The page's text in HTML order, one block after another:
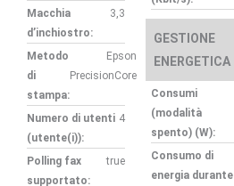
Macchia
d’inchiostro:
3,3
Metodo
di
stampa:
Epson
PrecisionCore
Numero di utenti
(utente(i)):
4
Polling fax
supportato:
true
GESTIONE
ENERGETICA
Consumi
(modalità
spento) (W):
Consumo di
energia durante